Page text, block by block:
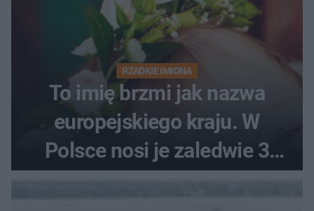
RZADKIE IMIONA
To imię brzmi jak nazwa
europejskiego kraju. W
Polsce nosi je zaledwie 3